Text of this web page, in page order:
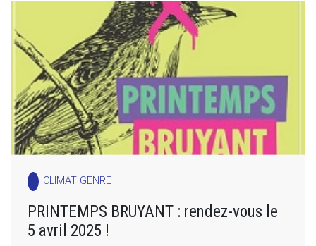
CLIMAT GENRE
PRINTEMPS BRUYANT : rendez-vous le
5 avril 2025 !